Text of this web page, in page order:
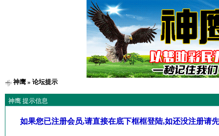
神鹰» 论坛提示
神鹰 提示信息
如果您已注册会员,请直接在底下框框登陆,如还没注册请